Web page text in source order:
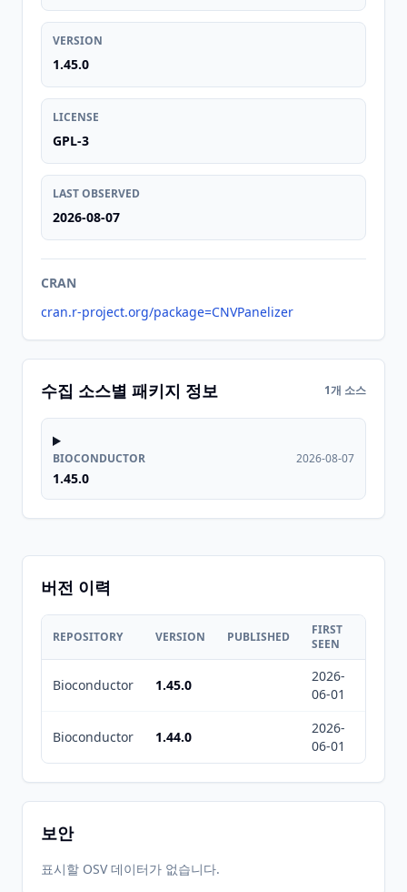
VERSION
1.45.0
LICENSE
GPL-3
LAST OBSERVED
2026-08-07
CRAN
cran.r-project.org/package=CNVPanelizer
수집 소스별 패키지 정보 1개 소스
BIOCONDUCTOR
1.45.0
2026-08-07
버전 이력
REPOSITORY VERSION PUBLISHED
FIRST
SEEN
Bioconductor 1.45.0
2026-
06-01
Bioconductor 1.44.0
2026-
06-01
보안
표시할 OSV 데이터가 없습니다.